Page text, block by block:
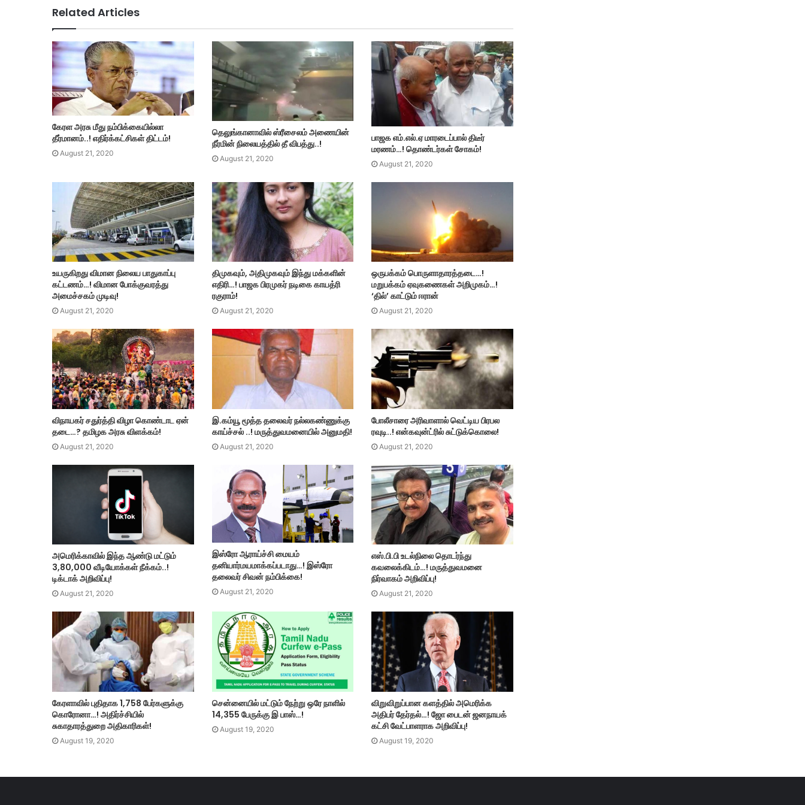
Related Articles
கேரள அரசு மீது நம்பிக்கையில்லா
தீர்மானம்..! எதிர்க்கட்சிகள் திட்டம்!
August 21, 2020
தெலுங்கானாவில் ஸ்ரீசைலம் அணையின்
நீர்மின் நிலையத்தில் தீ விபத்து..!
August 21, 2020
பாஜக எம்.எல்.ஏ மாரடைப்பால் திடீர்
மரணம்…! தொண்டர்கள் சோகம்!
August 21, 2020
உயருகிறது விமான நிலைய பாதுகாப்பு
கட்டணம்…! விமான போக்குவரத்து
அமைச்சகம் முடிவு!
August 21, 2020
திமுகவும், அதிமுகவும் இந்து மக்களின்
எதிரி…! பாஜக பிரமுகர் நடிகை காயத்ரி
ரகுராம்!
August 21, 2020
ஒருபக்கம் பொருளாதாரத்தடை…!
மறுபக்கம் ஏவுகணைகள் அறிமுகம்…!
‘தில்’ காட்டும் ஈரான்
August 21, 2020
விநாயகர் சதுர்த்தி விழா கொண்டாட ஏன்
தடை…? தமிழக அரசு விளக்கம்!
August 21, 2020
இ.கம்யூ மூத்த தலைவர் நல்லகண்ணுக்கு
காய்ச்சல் ..! மருத்துவமனையில் அனுமதி!
August 21, 2020
போலீசாரை அரிவாளால் வெட்டிய பிரபல
ரவுடி..! என்கவுன்ட்ரில் சுட்டுக்கொலை!
August 21, 2020
அமெரிக்காவில் இந்த ஆண்டு மட்டும்
3,80,000 வீடியோக்கள் நீக்கம்..!
டிக்டாக் அறிவிப்பு!
August 21, 2020
இஸ்ரோ ஆராய்ச்சி மையம்
தனியார்மயமாக்கப்படாது…! இஸ்ரோ
தலைவர் சிவன் நம்பிக்கை!
August 21, 2020
எஸ்.பி.பி உடல்நிலை தொடர்ந்து
கவலைக்கிடம்…! மருத்துவமனை
நிர்வாகம் அறிவிப்பு!
August 21, 2020
கேரளாவில் புதிதாக 1,758 பேர்களுக்கு
கொரோனா…! அதிர்ச்சியில்
சுகாதாரத்துறை அதிகாரிகள்!
August 19, 2020
சென்னையில் மட்டும் நேற்று ஒரே நாளில்
14,355 பேருக்கு இ பாஸ்…!
August 19, 2020
விறுவிறுப்பான களத்தில் அமெரிக்க
அதிபர் தேர்தல்…! ஜோ பைடன் ஜனநாயக்
கட்சி வேட்பாளராக அறிவிப்பு!
August 19, 2020